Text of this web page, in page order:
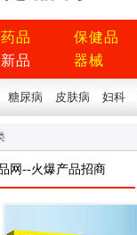
药品
新品
保健品
器械
糖尿病 皮肤病 妇科
网 --火爆产品招商